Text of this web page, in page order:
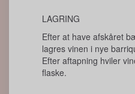
LAGRING
Efter at have afskåret
lagres vinen i nye
Efter aftapning hviler
flaske.